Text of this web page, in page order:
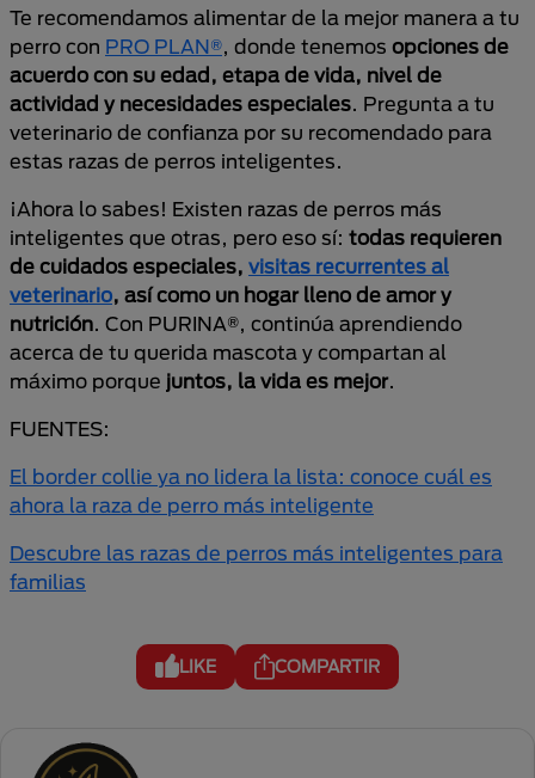
Te recomendamos alimentar de la mejor manera a tu
perro con PRO PLAN®, donde tenemos opciones de
acuerdo con su edad, etapa de vida, nivel de
actividad y necesidades especiales. Pregunta a tu
veterinario de confianza por su recomendado para
estas razas de perros inteligentes.
¡Ahora lo sabes! Existen razas de perros más
inteligentes que otras, pero eso sí: todas requieren
de cuidados especiales, visitas recurrentes al
veterinario, así como un hogar lleno de amor y
nutrición. Con PURINA®, continúa aprendiendo
acerca de tu querida mascota y compartan al
máximo porque juntos, la vida es mejor.
FUENTES:
El border collie ya no lidera la lista: conoce cuál es
ahora la raza de perro más inteligente
Descubre las razas de perros más inteligentes para
familias
LIKE COMPARTIR